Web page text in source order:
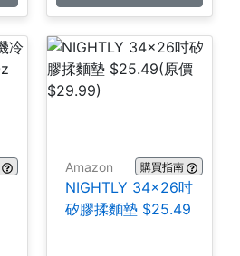
Amazon 購買指南
NIGHTLY 34x26吋
矽膠揉麵墊 $25.49